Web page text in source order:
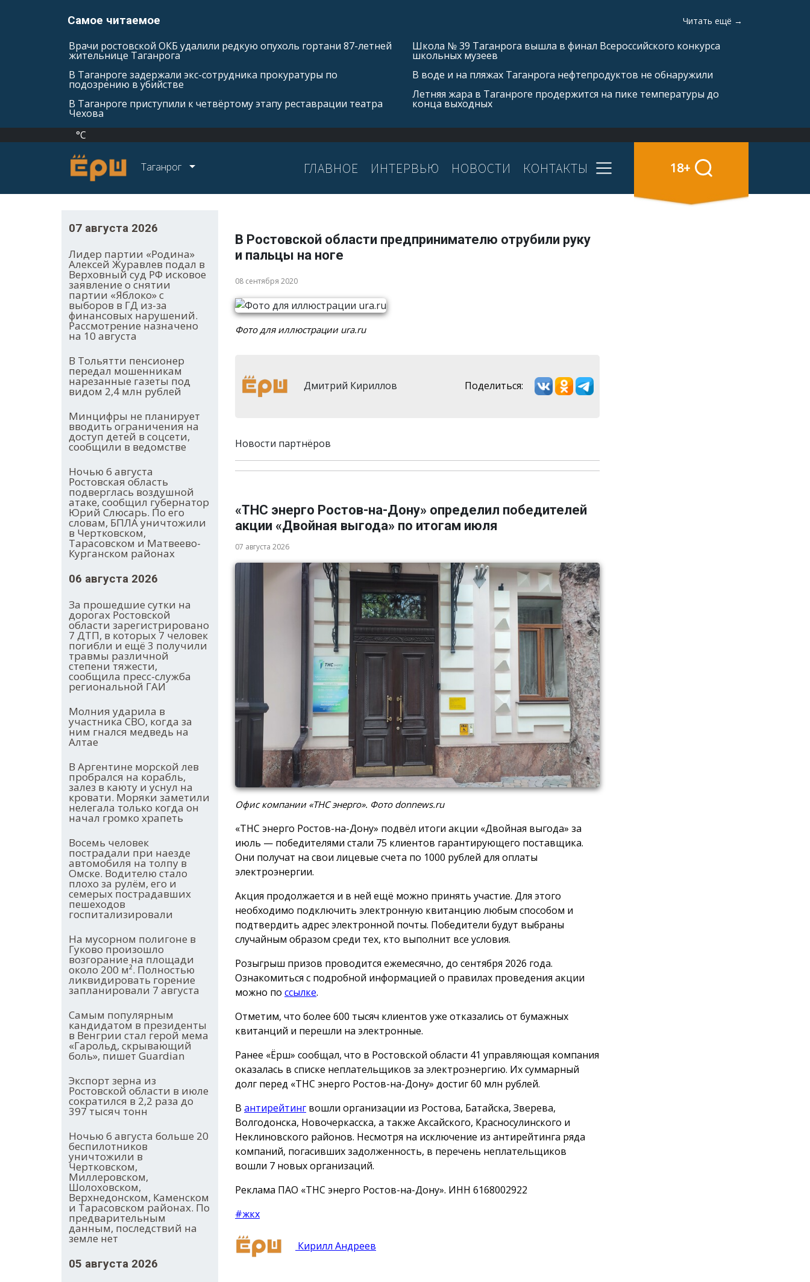
Самое читаемое Читать ещё →
Врачи ростовской ОКБ удалили редкую опухоль гортани 87-летней
жительнице Таганрога
В Таганроге задержали экс-сотрудника прокуратуры по
подозрению в убийстве
В Таганроге приступили к четвёртому этапу реставрации театра
Чехова
Школа № 39 Таганрога вышла в финал Всероссийского конкурса
школьных музеев
В воде и на пляжах Таганрога нефтепродуктов не обнаружили
Летняя жара в Таганроге продержится на пике температуры до
конца выходных
°C
Таганрог ГЛАВНОЕ ИНТЕРВЬЮ НОВОСТИ КОНТАКТЫ 18+
07 августа 2026
Лидер партии «Родина»
Алексей Журавлев подал в
Верховный суд РФ исковое
заявление о снятии
партии «Яблоко» с
выборов в ГД из-за
финансовых нарушений.
Рассмотрение назначено
на 10 августа
В Тольятти пенсионер
передал мошенникам
нарезанные газеты под
видом 2,4 млн рублей
Минцифры не планирует
вводить ограничения на
доступ детей в соцсети,
сообщили в ведомстве
Ночью 6 августа
Ростовская область
подверглась воздушной
атаке, сообщил губернатор
Юрий Слюсарь. По его
словам, БПЛА уничтожили
в Чертковском,
Тарасовском и Матвеево-
Курганском районах
06 августа 2026
За прошедшие сутки на
дорогах Ростовской
области зарегистрировано
7 ДТП, в которых 7 человек
погибли и ещё 3 получили
травмы различной
степени тяжести,
сообщила пресс-служба
региональной ГАИ
Молния ударила в
участника СВО, когда за
ним гнался медведь на
Алтае
В Аргентине морской лев
пробрался на корабль,
залез в каюту и уснул на
кровати. Моряки заметили
нелегала только когда он
начал громко храпеть
Восемь человек
пострадали при наезде
автомобиля на толпу в
Омске. Водителю стало
плохо за рулём, его и
семерых пострадавших
пешеходов
госпитализировали
На мусорном полигоне в
Гуково произошло
возгорание на площади
около 200 м². Полностью
ликвидировать горение
запланировали 7 августа
Самым популярным
кандидатом в президенты
в Венгрии стал герой мема
«Гарольд, скрывающий
боль», пишет Guardian
Экспорт зерна из
Ростовской области в июле
сократился в 2,2 раза до
397 тысяч тонн
Ночью 6 августа больше 20
беспилотников
уничтожили в
Чертковском,
Миллеровском,
Шолоховском,
Верхнедонском, Каменском
и Тарасовском районах. По
предварительным
данным, последствий на
земле нет
05 августа 2026
В Ростовской области предпринимателю отрубили руку
и пальцы на ноге
08 сентября 2020
Фото для иллюстрации ura.ru
Дмитрий Кириллов Поделиться:
Новости партнёров
«ТНС энерго Ростов-на-Дону» определил победителей
акции «Двойная выгода» по итогам июля
07 августа 2026
Офис компании «ТНС энерго». Фото donnews.ru
«ТНС энерго Ростов-на-Дону» подвёл итоги акции «Двойная выгода» за
июль — победителями стали 75 клиентов гарантирующего поставщика.
Они получат на свои лицевые счета по 1000 рублей для оплаты
электроэнергии.
Акция продолжается и в ней ещё можно принять участие. Для этого
необходимо подключить электронную квитанцию любым способом и
подтвердить адрес электронной почты. Победители будут выбраны
случайным образом среди тех, кто выполнит все условия.
Розыгрыш призов проводится ежемесячно, до сентября 2026 года.
Ознакомиться с подробной информацией о правилах проведения акции
можно по ссылке.
Отметим, что более 600 тысяч клиентов уже отказались от бумажных
квитанций и перешли на электронные.
Ранее «Ёрш» сообщал, что в Ростовской области 41 управляющая компания
оказалась в списке неплательщиков за электроэнергию. Их суммарный
долг перед «ТНС энерго Ростов-на-Дону» достиг 60 млн рублей.
В антирейтинг вошли организации из Ростова, Батайска, Зверева,
Волгодонска, Новочеркасска, а также Аксайского, Красносулинского и
Неклиновского районов. Несмотря на исключение из антирейтинга ряда
компаний, погасивших задолженность, в перечень неплательщиков
вошли 7 новых организаций.
Реклама ПАО «ТНС энерго Ростов-на-Дону». ИНН 6168002922
#жкх
Кирилл Андреев